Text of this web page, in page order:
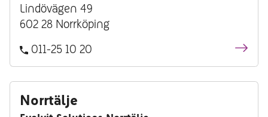
Lindövägen 49
602 28 Norrköping
011-25 10 20
Norrtälje